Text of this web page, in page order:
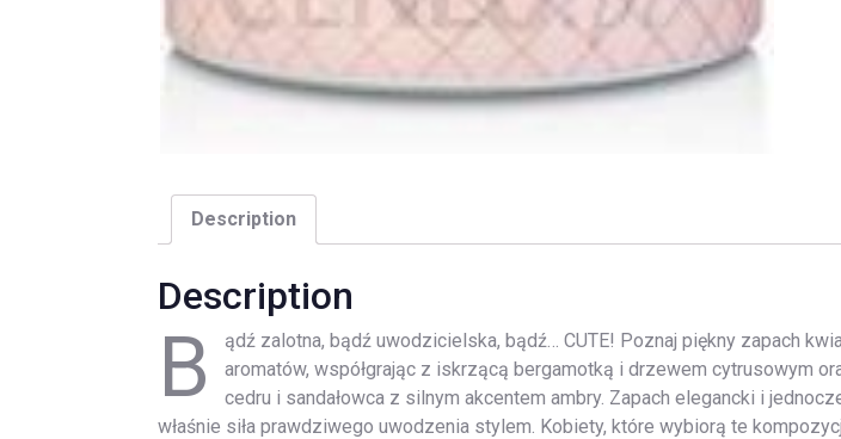
Description
Description
B
ądź zalotna, bądź uwodzicielska, bądź… CUTE! Poznaj piękny zapach
aromatów, współgrając z iskrzącą bergamotką i drzewem cytrusowym
cedru i sandałowca z silnym akcentem ambry. Zapach elegancki i
właśnie siła prawdziwego uwodzenia stylem. Kobiety, które wybiorą te